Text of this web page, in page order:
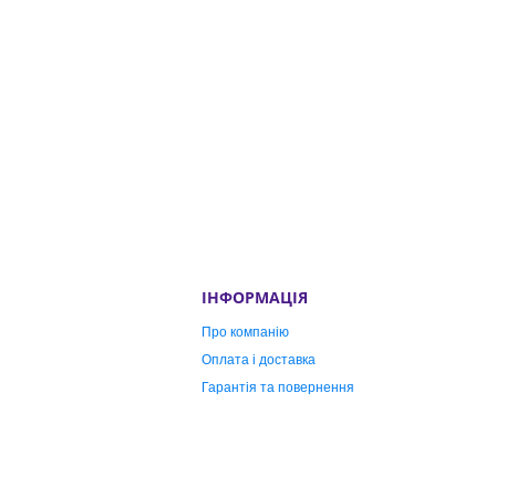
ІНФОРМАЦІЯ
Про компанію
Оплата і доставка
Гарантія та повернення